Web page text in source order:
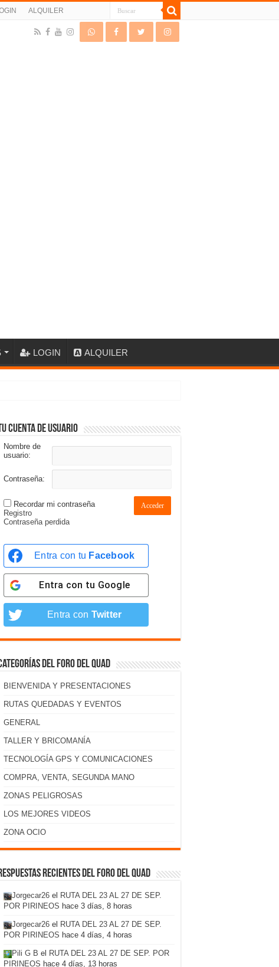
ALQUILER
LOGIN ALQUILER
cuenta de usuario
Nombre de
usuario:
Contraseña:
Recordar mi contraseña Acceder
Registro
Contraseña perdida
Entra con tu Facebook
Entra con tu Google
Entra con Twitter
del foro del Quad
BIENVENIDA Y PRESENTACIONES
RUTAS QUEDADAS Y EVENTOS
GENERAL
TALLER Y BRICOMANÍA
TECNOLOGÍA GPS Y COMUNICACIONES
COMPRA, VENTA, SEGUNDA MANO
ZONAS PELIGROSAS
LOS MEJORES VIDEOS
ZONA OCIO
recientes del foro del Quad
Jorgecar26 el RUTA DEL 23 AL 27 DE SEP.
POR PIRINEOS hace 3 días, 8 horas
Jorgecar26 el RUTA DEL 23 AL 27 DE SEP.
POR PIRINEOS hace 4 días, 4 horas
Pili G B el RUTA DEL 23 AL 27 DE SEP. POR
PIRINEOS hace 4 días, 13 horas